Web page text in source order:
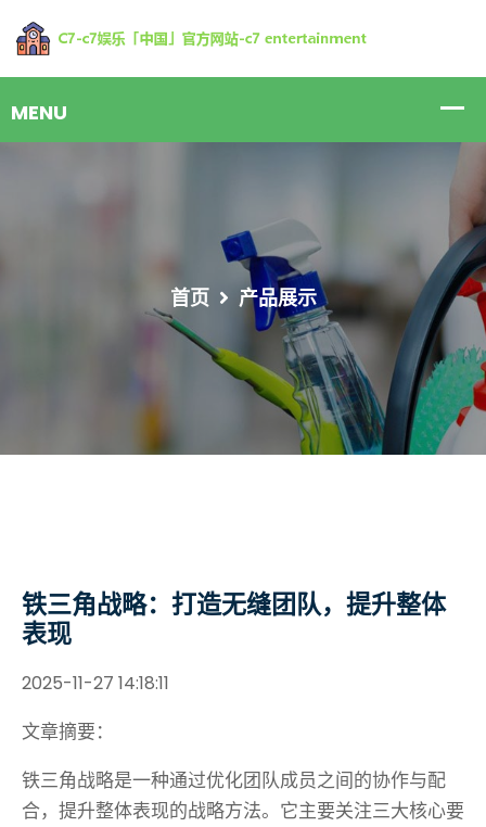
首页 产品展示
铁三角战略：打造无缝团队，提升整体
表现
2025-11-27 14:18:11
文章摘要：
铁三角战略是一种通过优化团队成员之间的协作与配
合，提升整体表现的战略方法。它主要关注三大核心要